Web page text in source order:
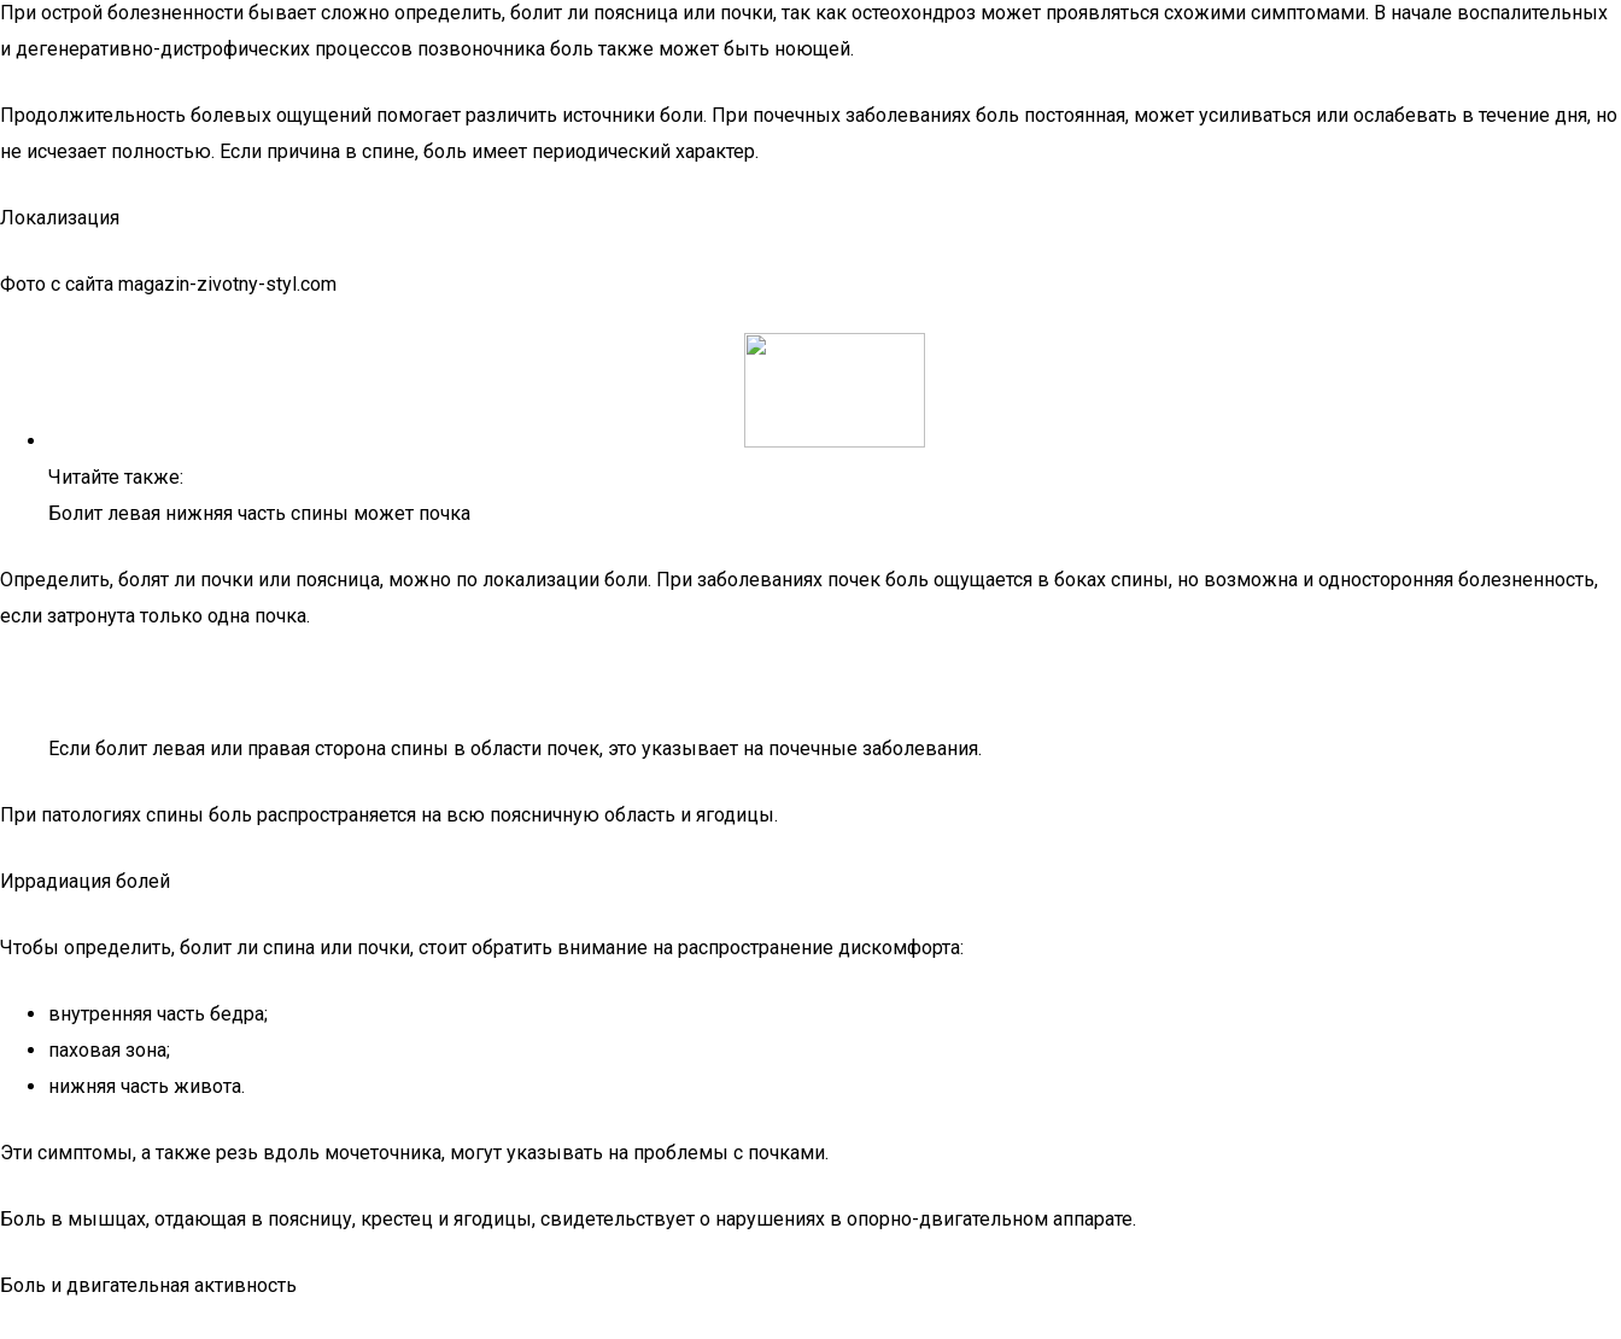
При острой болезненности бывает сложно определить, болит ли поясница или почки, так как остеохондроз может проявляться схожими симптомами. В начале воспалительных
и дегенеративно-дистрофических процессов позвоночника боль также может быть ноющей.
Продолжительность болевых ощущений помогает различить источники боли. При почечных заболеваниях боль постоянная, может усиливаться или ослабевать в течение дня, но
не исчезает полностью. Если причина в спине, боль имеет периодический характер.
Локализация
Фото с сайта magazin-zivotny-styl.com
Читайте также:
Болит левая нижняя часть спины может почка
Определить, болят ли почки или поясница, можно по локализации боли. При заболеваниях почек боль ощущается в боках спины, но возможна и односторонняя болезненность,
если затронута только одна почка.
Если болит левая или правая сторона спины в области почек, это указывает на почечные заболевания.
При патологиях спины боль распространяется на всю поясничную область и ягодицы.
Иррадиация болей
Чтобы определить, болит ли спина или почки, стоит обратить внимание на распространение дискомфорта:
внутренняя часть бедра;
паховая зона;
нижняя часть живота.
Эти симптомы, а также резь вдоль мочеточника, могут указывать на проблемы с почками.
Боль в мышцах, отдающая в поясницу, крестец и ягодицы, свидетельствует о нарушениях в опорно-двигательном аппарате.
Боль и двигательная активность